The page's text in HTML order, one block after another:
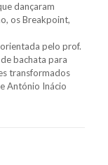
dançaram
os Breakpoint,
pelo prof.
bachata para
transformados
António Inácio